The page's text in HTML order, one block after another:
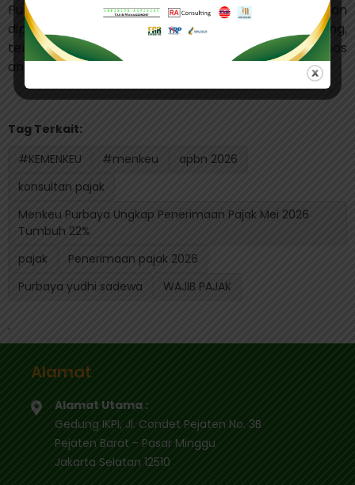
Purbaya menegaskan rincian lengkap akan
dipaparkan dalam publikasi APBN Kita mendatang,
termasuk visualisasi data kinerja fiskal per pos
anggaran. (ds)
Tag Terkait:
#KEMENKEU
#menkeu
apbn 2026
konsultan pajak
Menkeu Purbaya Ungkap Penerimaan Pajak Mei 2026
Tumbuh 22%
pajak
Penerimaan pajak 2026
Purbaya yudhi sadewa
WAJIB PAJAK
.
Alamat
Alamat Utama :
Gedung IKPI, Jl. Condet Pejaten No. 3B
Pejaten Barat - Pasar Minggu
Jakarta Selatan 12510